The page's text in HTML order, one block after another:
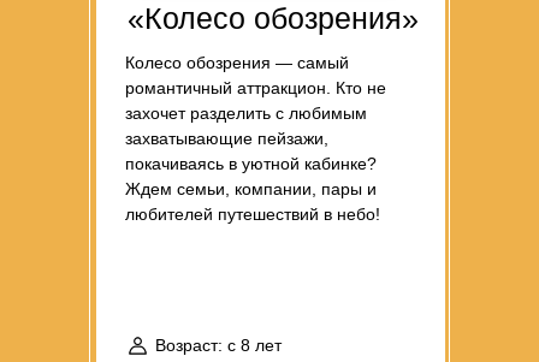
«Колесо обозрения»
Возраст: с 8 лет
Колесо обозрения — самый
романтичный аттракцион. Кто не
захочет разделить с любимым
захватывающие пейзажи,
покачиваясь в уютной кабинке?
Ждем семьи, компании, пары и
любителей путешествий в небо!